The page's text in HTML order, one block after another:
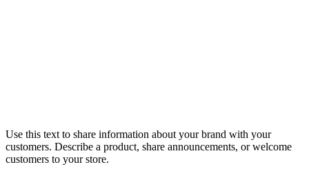
Use this text to share information about your brand with your
customers. Describe a product, share announcements, or welcome
customers to your store.